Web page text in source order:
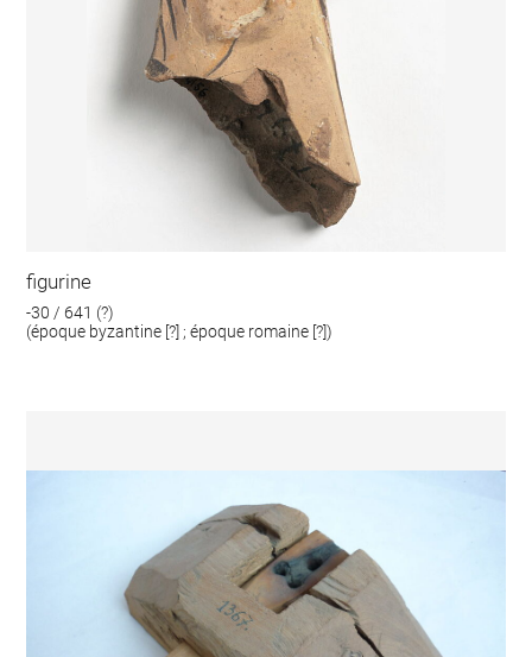
figurine
-30 / 641 (?)
(époque byzantine [?] ; époque romaine [?])